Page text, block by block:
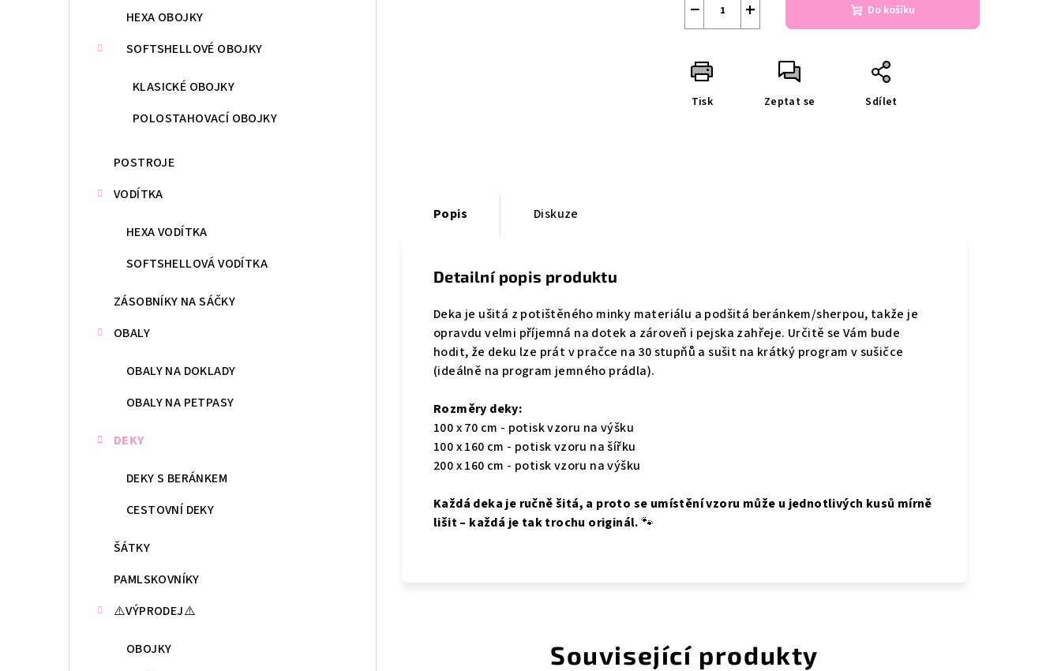
HEXA OBOJKY
SOFTSHELLOVÉ OBOJKY
KLASICKÉ OBOJKY
POLOSTAHOVACÍ OBOJKY
POSTROJE
VODÍTKA
HEXA VODÍTKA
SOFTSHELLOVÁ VODÍTKA
ZÁSOBNÍKY NA SÁČKY
OBALY
OBALY NA DOKLADY
OBALY NA PETPASY
DEKY
DEKY S BERÁNKEM
CESTOVNÍ DEKY
ŠÁTKY
PAMLSKOVNÍKY
⚠️VÝPRODEJ⚠️
OBOJKY
+
− Do košíku
Tisk Zeptat se Sdílet
Popis Diskuze
Detailní popis produktu
Deka je ušitá z potištěného minky materiálu a podšitá beránkem/sherpou, takže je
opravdu velmi příjemná na dotek a zároveň i pejska zahřeje. Určitě se Vám bude
hodit, že deku lze prát v pračce na 30 stupňů a sušit na krátký program v sušičce
(ideálně na program jemného prádla).
Rozměry deky:
100 x 70 cm - potisk vzoru na výšku
100 x 160 cm - potisk vzoru na šířku
200 x 160 cm - potisk vzoru na výšku
Každá deka je ručně šitá, a proto se umístění vzoru může u jednotlivých kusů mírně
lišit – každá je tak trochu originál.🐾
Související produkty